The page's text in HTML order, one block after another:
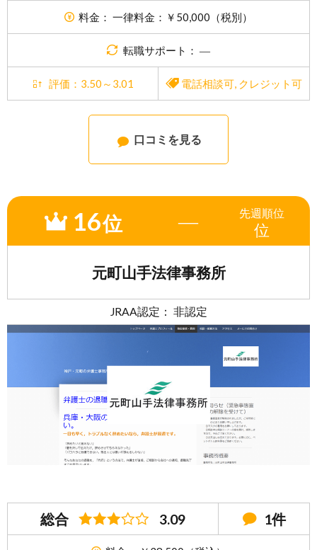
料金： 一律料金：￥50,000（税別）
転職サポート： ―
評価：3.50～3.01 電話相談可, クレジット可
口コミを見る
16位 ― 先週順位
位
元町山手法律事務所
JRAA認定： 非認定
総合 3.09 1件